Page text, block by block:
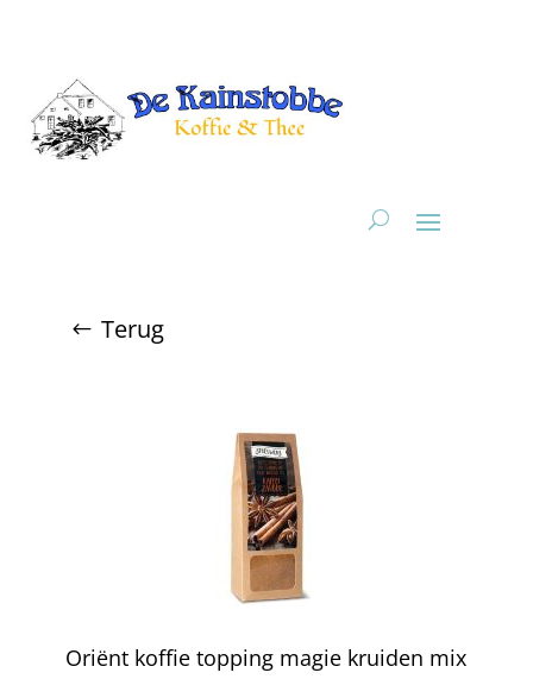
Terug
Oriënt koffie topping magie kruiden mix